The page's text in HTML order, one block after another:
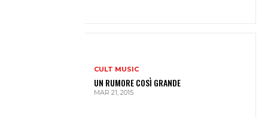
CULT MUSIC
UN RUMORE COSÌ GRANDE
MAR 21, 2015